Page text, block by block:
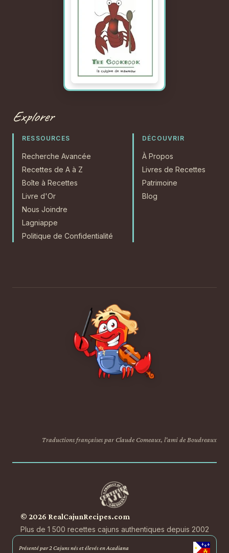
Explorer
RESSOURCES
Recherche Avancée
Recettes de A à Z
Boîte à Recettes
Livre d'Or
Nous Joindre
Lagniappe
Politique de Confidentialité
DÉCOUVRIR
À Propos
Livres de Recettes
Patrimoine
Blog
Traductions françaises par Claude Comeaux, l'ami de Boudreaux
© 2026 RealCajunRecipes.com
Plus de 1 500 recettes cajuns authentiques depuis 2002
Présenté par 2 Cajuns nés et élevés en Acadiana